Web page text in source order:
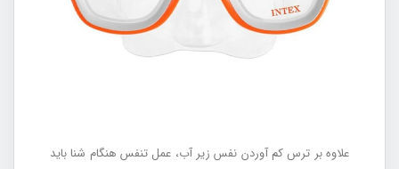
علاوه بر ترس کم آوردن نفس زیر آب، عمل تنفس هنگام شنا باید